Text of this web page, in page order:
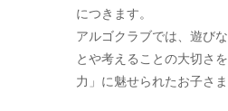
につきます。
アルゴクラブでは、遊び
とや考えることの大切さ
力」に魅せられたお子さ